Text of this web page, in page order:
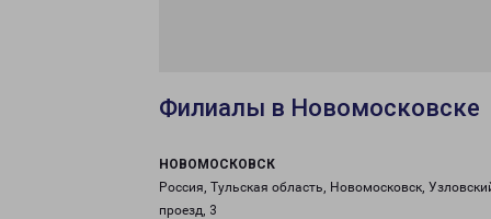
Филиалы в Новомосковске
НОВОМОСКОВСК
Россия, Тульская область, Новомосковск,
проезд, 3